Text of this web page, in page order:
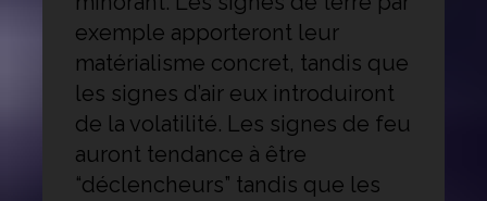
exemple apporteront leur
matérialisme concret, tandis que
les signes d’air eux introduiront
de la volatilité. Les signes de feu
auront tendance à être
“déclencheurs” tandis que les